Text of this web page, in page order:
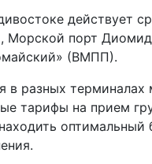
действует
Морской порт
(ВМПП).
в разных терминалах
тарифы на прием
оптимальный